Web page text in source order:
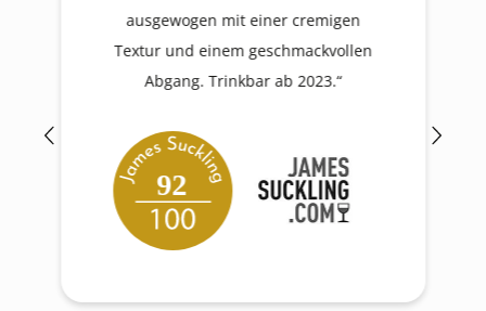
ausgewogen mit einer cremigen
Textur und einem geschmackvollen
Abgang. Trinkbar ab 2023.“
92